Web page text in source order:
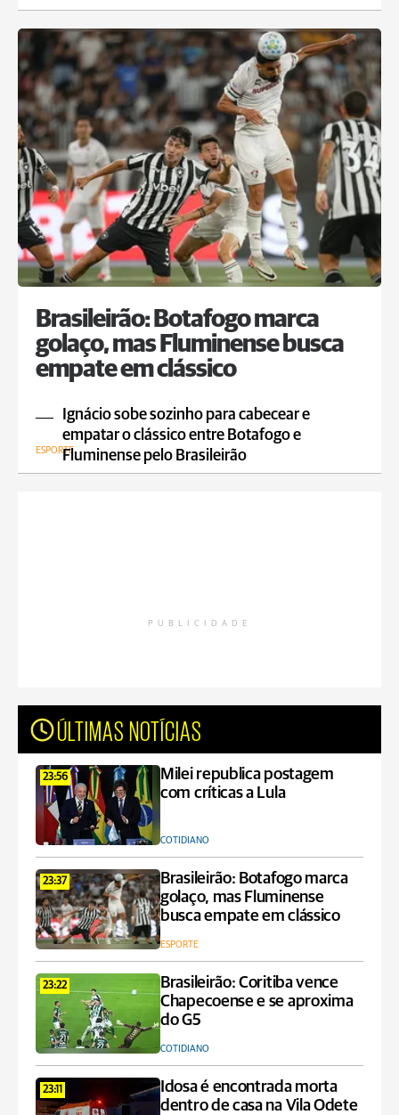
Brasileirão: Botafogo marca
golaço, mas Fluminense busca
empate em clássico
Ignácio sobe sozinho para cabecear e
empatar o clássico entre Botafogo e
Fluminense pelo Brasileirão
ESPORTE
PUBLICIDADE
ÚLTIMAS NOTÍCIAS
23:56
Milei republica postagem
com críticas a Lula
COTIDIANO
23:37
Brasileirão: Botafogo marca
golaço, mas Fluminense
busca empate em clássico
ESPORTE
23:22
Brasileirão: Coritiba vence
Chapecoense e se aproxima
do G5
COTIDIANO
23:11
Idosa é encontrada morta
dentro de casa na Vila Odete